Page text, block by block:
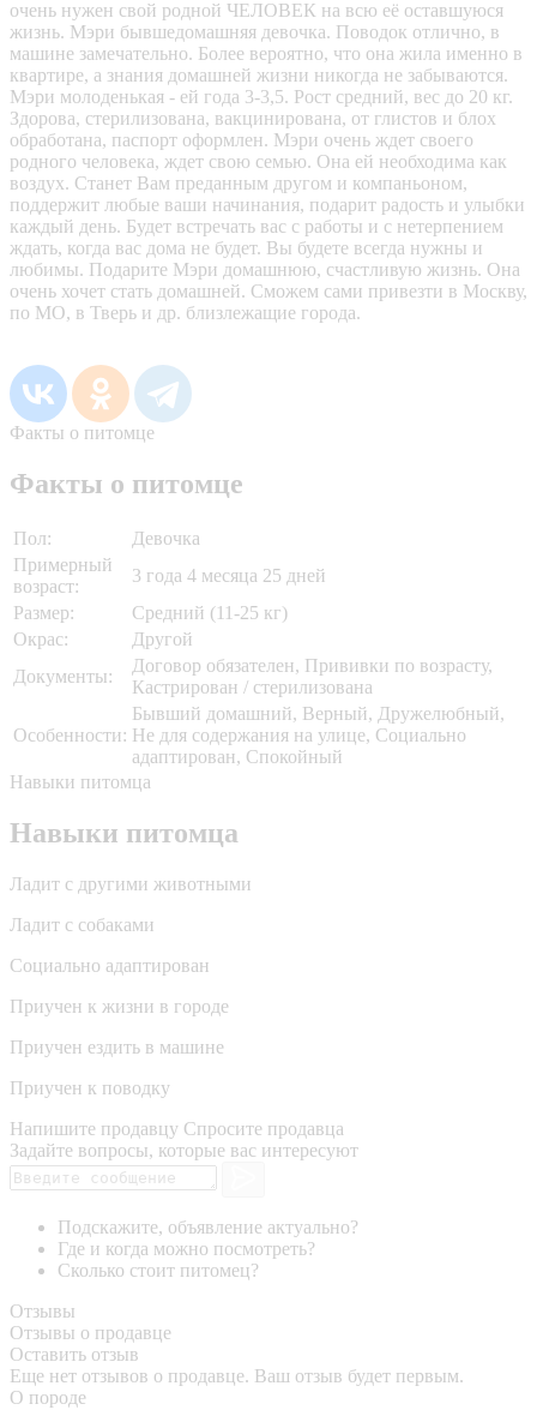
очень нужен свой родной ЧЕЛОВЕК на всю её оставшуюся
жизнь. Мэри бывшедомашняя девочка. Поводок отлично, в
машине замечательно. Более вероятно, что она жила именно в
квартире, а знания домашней жизни никогда не забываются.
Мэри молоденькая - ей года 3-3,5. Рост средний, вес до 20 кг.
Здорова, стерилизована, вакцинирована, от глистов и блох
обработана, паспорт оформлен. Мэри очень ждет своего
родного человека, ждет свою семью. Она ей необходима как
воздух. Станет Вам преданным другом и компаньоном,
поддержит любые ваши начинания, подарит радость и улыбки
каждый день. Будет встречать вас с работы и с нетерпением
ждать, когда вас дома не будет. Вы будете всегда нужны и
любимы. Подарите Мэри домашнюю, счастливую жизнь. Она
очень хочет стать домашней. Сможем сами привезти в Москву,
по МО, в Тверь и др. близлежащие города.
Факты о питомце
Факты о питомце
Пол:
Девочка
Примерный
возраст:
3 года 4 месяца 25 дней
Размер:
Средний (11-25 кг)
Окрас:
Другой
Документы:
Договор обязателен, Прививки по возрасту,
Кастрирован / стерилизована
Особенности:
Бывший домашний, Верный, Дружелюбный,
Не для содержания на улице, Социально
адаптирован, Спокойный
Навыки питомца
Навыки питомца
Ладит с другими животными
Ладит с собаками
Социально адаптирован
Приучен к жизни в городе
Приучен ездить в машине
Приучен к поводку
Напишите продавцу Спросите продавца
Задайте вопросы, которые вас интересуют
Подскажите, объявление актуально?
Где и когда можно посмотреть?
Сколько стоит питомец?
Отзывы
Отзывы о продавце
Оставить отзыв
Еще нет отзывов о продавце. Ваш отзыв будет первым.
О породе